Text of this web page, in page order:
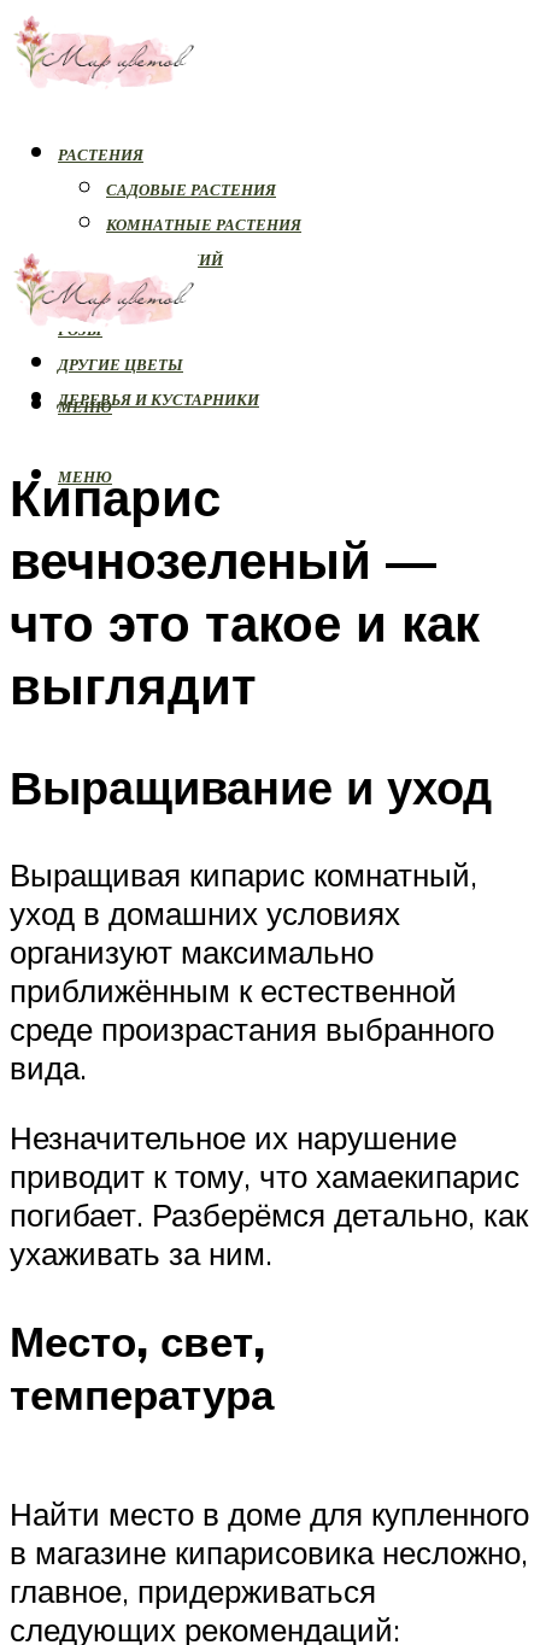
РАСТЕНИЯ
САДОВЫЕ РАСТЕНИЯ
КОМНАТНЫЕ РАСТЕНИЯ
БОЛЕЗНИ РАСТЕНИЙ
ОРХИДЕИ
РОЗЫ
ДРУГИЕ ЦВЕТЫ
ДЕРЕВЬЯ И КУСТАРНИКИ
МЕНЮ
МЕНЮ
Кипарис
вечнозеленый —
что это такое и как
выглядит
Выращивание и уход
Выращивая кипарис комнатный,
уход в домашних условиях
организуют максимально
приближённым к естественной
среде произрастания выбранного
вида.
Незначительное их нарушение
приводит к тому, что хамаекипарис
погибает. Разберёмся детально, как
ухаживать за ним.
Место, свет,
температура
Найти место в доме для купленного
в магазине кипарисовика несложно,
главное, придерживаться
следующих рекомендаций: